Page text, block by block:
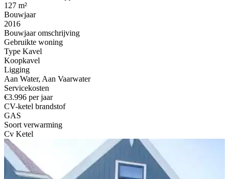
127 m²
Bouwjaar
2016
Bouwjaar omschrijving
Gebruikte woning
Type Kavel
Koopkavel
Ligging
Aan Water, Aan Vaarwater
Servicekosten
€3.996 per jaar
CV-ketel brandstof
GAS
Soort verwarming
Cv Ketel